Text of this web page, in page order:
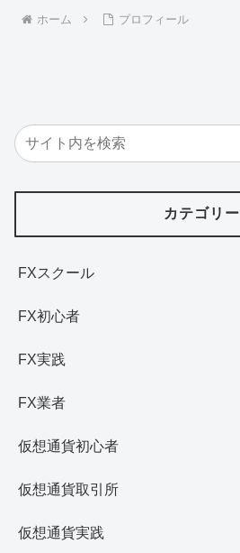
ホーム プロフィール
カテゴリー
FXスクール
FX初心者
FX実践
FX業者
仮想通貨初心者
仮想通貨取引所
仮想通貨実践